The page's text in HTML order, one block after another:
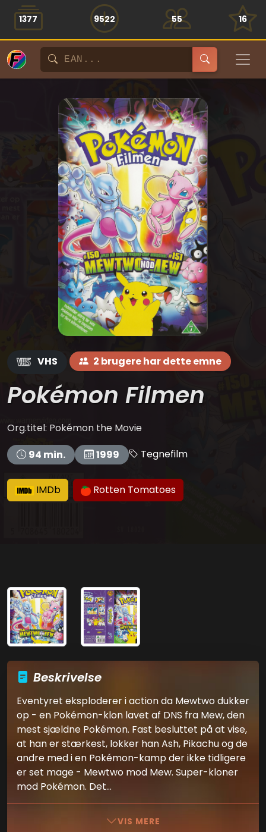
1377 9522 55 16
VHS 2 brugere har dette emne
Pokémon Filmen
Org.titel: Pokémon the Movie
94 min.
1999 Tegnefilm
IMDb Rotten Tomatoes
Beskrivelse
Eventyret eksploderer i action da Mewtwo dukker
op - en Pokémon-klon lavet af DNS fra Mew, den
mest sjældne Pokémon. Fast besluttet på at vise,
at han er stærkest, lokker han Ash, Pikachu og de
andre med i en Pokémon-kamp der ikke tidligere
er set mage - Mewtwo mod Mew. Super-kloner
mod Pokémon. Det...
VIS MERE